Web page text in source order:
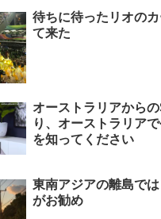
待ちに待ったリオの
て来た
オーストラリアから
り、オーストラリア
を知ってください
東南アジアの離島で
がお勧め